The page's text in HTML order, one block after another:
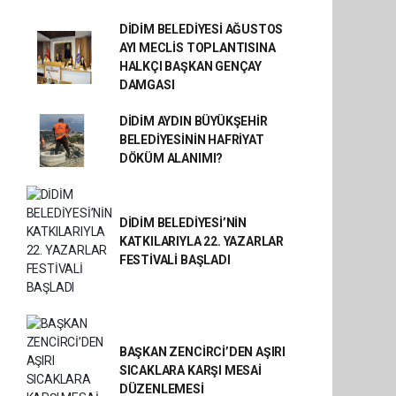
DİDİM BELEDİYESİ AĞUSTOS
AYI MECLİS TOPLANTISINA
HALKÇI BAŞKAN GENÇAY
DAMGASI
DİDİM AYDIN BÜYÜKŞEHİR
BELEDİYESİNİN HAFRİYAT
DÖKÜM ALANIMI?
DİDİM BELEDİYESİ’NİN
KATKILARIYLA 22. YAZARLAR
FESTİVALİ BAŞLADI
BAŞKAN ZENCİRCİ’DEN AŞIRI
SICAKLARA KARŞI MESAİ
DÜZENLEMESİ